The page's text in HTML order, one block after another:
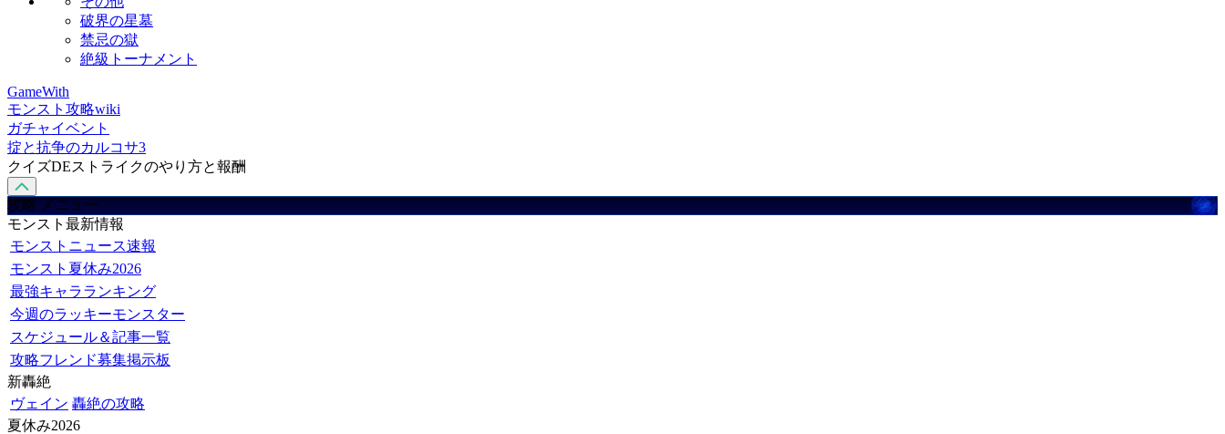
破界の星墓
禁忌の獄
絶級トーナメント
GameWith
モンスト攻略wiki
ガチャイベント
掟と抗争のカルコサ3
クイズDEストライクのやり方と報酬
攻略 メニュー
モンスト最新情報
モンストニュース速報
モンスト夏休み2026
最強キャラランキング
今週のラッキーモンスター
スケジュール＆記事一覧
攻略フレンド募集掲示板
新轟絶
ヴェイン 轟絶の攻略
夏休み2026